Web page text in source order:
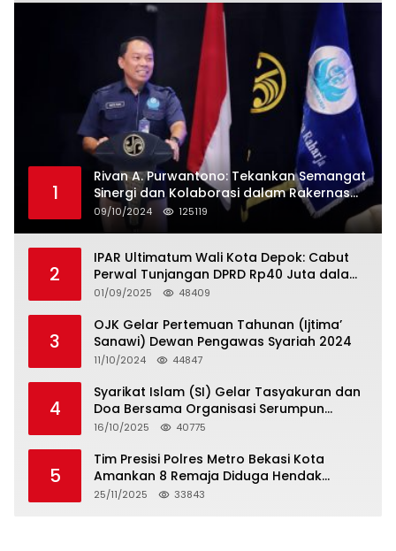
1
Rivan A. Purwantono: Tekankan Semangat
Sinergi dan Kolaborasi dalam Rakernas
Serikat Pekerja Jasa Raharja
09/10/2024 125119
2
IPAR Ultimatum Wali Kota Depok: Cabut
Perwal Tunjangan DPRD Rp40 Juta dalam
5 Hari atau Hadapi Aksi Rakyat
01/09/2025 48409
3
OJK Gelar Pertemuan Tahunan (Ijtima’
Sanawi) Dewan Pengawas Syariah 2024
11/10/2024 44847
4
Syarikat Islam (SI) Gelar Tasyakuran dan
Doa Bersama Organisasi Serumpun
Syarikat Islam Doa
16/10/2025 40775
5
Tim Presisi Polres Metro Bekasi Kota
Amankan 8 Remaja Diduga Hendak
Tawuran
25/11/2025 33843